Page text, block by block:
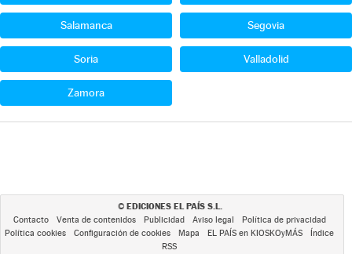
Salamanca Segovia
Soria Valladolid
Zamora
© EDICIONES EL PAÍS S.L.
Contacto Venta de contenidos Publicidad Aviso legal
Política de privacidad
Política cookies
Configuración de cookies Mapa EL PAÍS en KIOSKOyMÁS
Índice
RSS